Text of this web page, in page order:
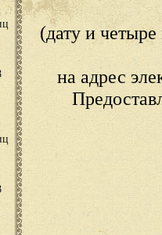
(дату и
на адрес